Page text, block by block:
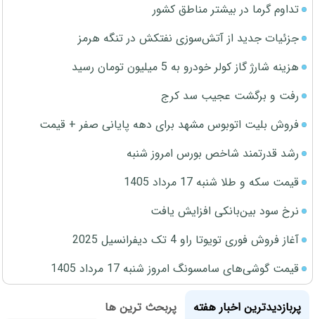
تداوم گرما در بیشتر مناطق کشور
جزئیات جدید از آتش‌سوزی نفتکش در تنگه هرمز
هزینه شارژ گاز کولر خودرو به 5 میلیون تومان رسید
رفت و برگشت عجیب سد کرج
فروش بلیت اتوبوس مشهد برای دهه پایانی صفر + قیمت
رشد قدرتمند شاخص بورس امروز شنبه
قیمت سکه و طلا شنبه 17 مرداد 1405
نرخ سود بین‌بانکی افزایش یافت
آغاز فروش فوری تویوتا راو 4 تک دیفرانسیل 2025
قیمت گوشی‌های سامسونگ امروز شنبه 17 مرداد 1405
پربازدیدترین اخبار هفته
پربحث ترین ها